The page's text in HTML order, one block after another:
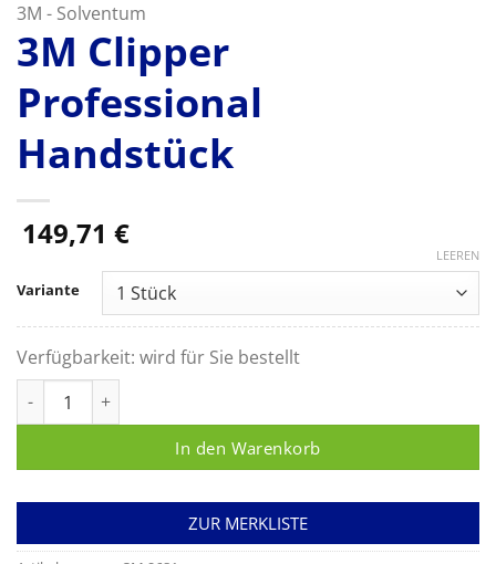
3M - Solventum
3M Clipper
Professional
Handstück
149,71 €
Variante
LEEREN
Verfügbarkeit: wird für Sie bestellt
In den Warenkorb
ZUR MERKLISTE